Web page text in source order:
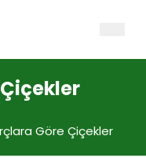
Göre Çiçekler